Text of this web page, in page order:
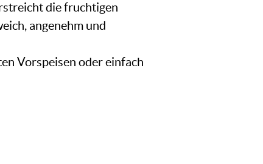
die fruchtigen
angenehm und
Vorspeisen oder einfach